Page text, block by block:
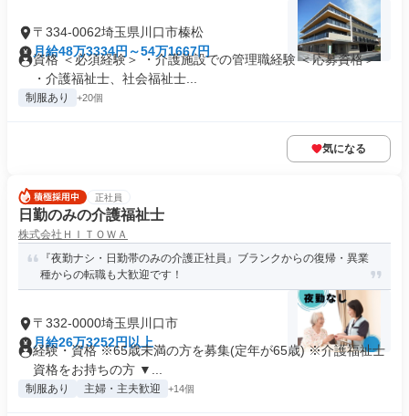
〒334-0062埼玉県川口市榛松
月給48万3334円～54万1667円
資格 ＜必須経験＞ ・介護施設での管理職経験 ＜応募資格＞
・介護福祉士、社会福祉士...
制服あり +20個
気になる
正社員
日勤のみの介護福祉士
株式会社ＨＩＴＯＷＡ
『夜勤ナシ・日勤帯のみの介護正社員』ブランクからの復帰・異業
種からの転職も大歓迎です！
〒332-0000埼玉県川口市
月給26万3252円以上
経験・資格 ※65歳未満の方を募集(定年が65歳) ※介護福祉士
資格をお持ちの方 ▼...
制服あり 主婦・主夫歓迎 +14個